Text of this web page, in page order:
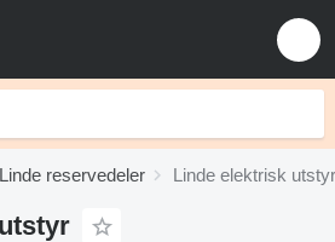
Linde reservedeler Linde elektrisk utstyr